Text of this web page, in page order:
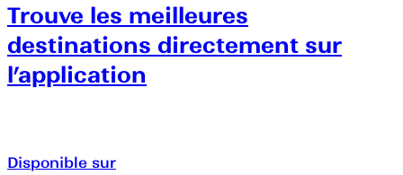
Trouve les meilleures
destinations directement sur
l’application
Disponible sur